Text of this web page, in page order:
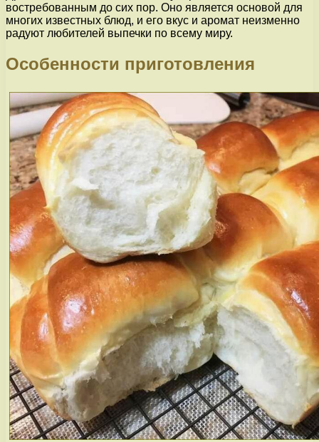
востребованным до сих пор. Оно является основой для
многих известных блюд, и его вкус и аромат неизменно
радуют любителей выпечки по всему миру.
Особенности приготовления